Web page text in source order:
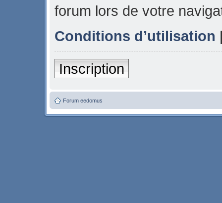
forum lors de votre
Conditions d’utilisation
Inscription
Forum eedomus